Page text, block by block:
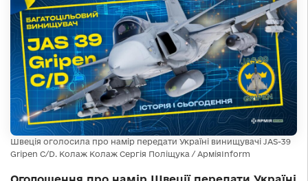
Швеція оголосила про намір передати Україні винищувачі JAS-39
Gripen C/D. Колаж Колаж Сергія Поліщука / АрміяInform